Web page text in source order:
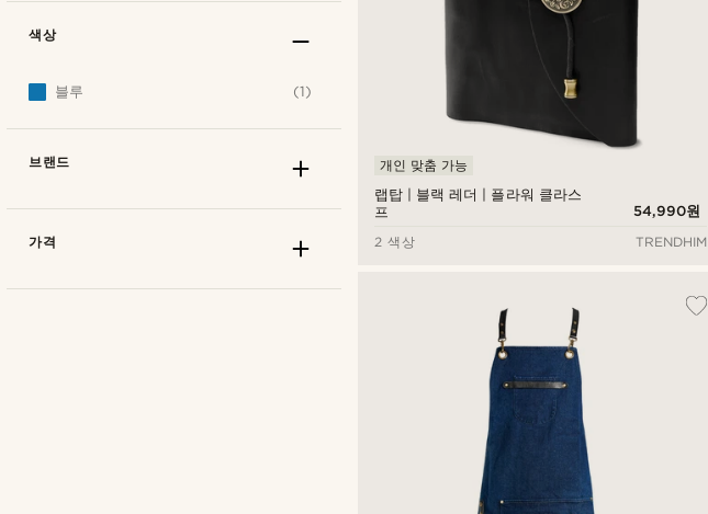
랩탑 | 블랙 레더 | 플라워 클라스
프
개인 맞춤 가능
54,990원
2 색상
TRENDHIM
색상
블루 (1)
브랜드
가격